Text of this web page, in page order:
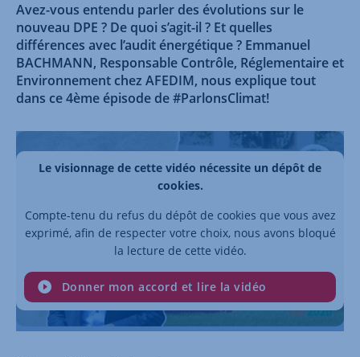
Avez-vous entendu parler des évolutions sur le
nouveau DPE ? De quoi s’agit-il ? Et quelles
différences avec l’audit énergétique ? Emmanuel
BACHMANN, Responsable Contrôle, Réglementaire et
Environnement chez AFEDIM, nous explique tout
dans ce 4ème épisode de #ParlonsClimat!
Le visionnage de cette vidéo nécessite un dépôt de
cookies.
Compte-tenu du refus du dépôt de cookies que vous avez
exprimé, afin de respecter votre choix, nous avons bloqué
la lecture de cette vidéo.
Donner mon accord et lire la vidéo